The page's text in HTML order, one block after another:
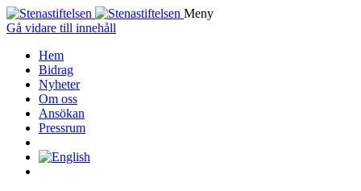
Meny
Gå vidare till innehåll
Hem
Bidrag
Nyheter
Om oss
Ansökan
Pressrum